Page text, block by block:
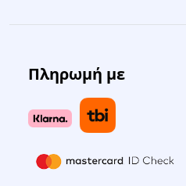
Πληρωμή με